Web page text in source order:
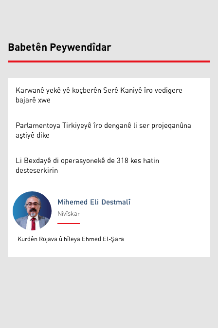
Babetên Peywendîdar
Karwanê yekê yê koçberên Serê Kaniyê îro vedigere
bajarê xwe
Parlamentoya Tirkiyeyê îro denganê li ser projeqanûna
aştiyê dike
Li Bexdayê di operasyonekê de 318 kes hatin
desteserkirin
Mihemed Eli Destmalî
Mihemed Eli Destmalî
Nivîskar
Kurdên Rojava û hîleya Ehmed El-Şara